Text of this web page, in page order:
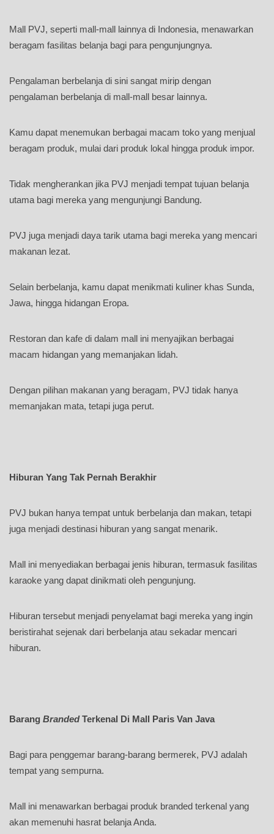
Mall PVJ, seperti mall-mall lainnya di Indonesia, menawarkan
beragam fasilitas belanja bagi para pengunjungnya.
Pengalaman berbelanja di sini sangat mirip dengan
pengalaman berbelanja di mall-mall besar lainnya.
Kamu dapat menemukan berbagai macam toko yang menjual
beragam produk, mulai dari produk lokal hingga produk impor.
Tidak mengherankan jika PVJ menjadi tempat tujuan belanja
utama bagi mereka yang mengunjungi Bandung.
PVJ juga menjadi daya tarik utama bagi mereka yang mencari
makanan lezat.
Selain berbelanja, kamu dapat menikmati kuliner khas Sunda,
Jawa, hingga hidangan Eropa.
Restoran dan kafe di dalam mall ini menyajikan berbagai
macam hidangan yang memanjakan lidah.
Dengan pilihan makanan yang beragam, PVJ tidak hanya
memanjakan mata, tetapi juga perut.
Hiburan Yang Tak Pernah Berakhir
PVJ bukan hanya tempat untuk berbelanja dan makan, tetapi
juga menjadi destinasi hiburan yang sangat menarik.
Mall ini menyediakan berbagai jenis hiburan, termasuk fasilitas
karaoke yang dapat dinikmati oleh pengunjung.
Hiburan tersebut menjadi penyelamat bagi mereka yang ingin
beristirahat sejenak dari berbelanja atau sekadar mencari
hiburan.
Barang BrandedTerkenal Di Mall Paris Van Java
Bagi para penggemar barang-barang bermerek, PVJ adalah
tempat yang sempurna.
Mall ini menawarkan berbagai produk branded terkenal yang
akan memenuhi hasrat belanja Anda.